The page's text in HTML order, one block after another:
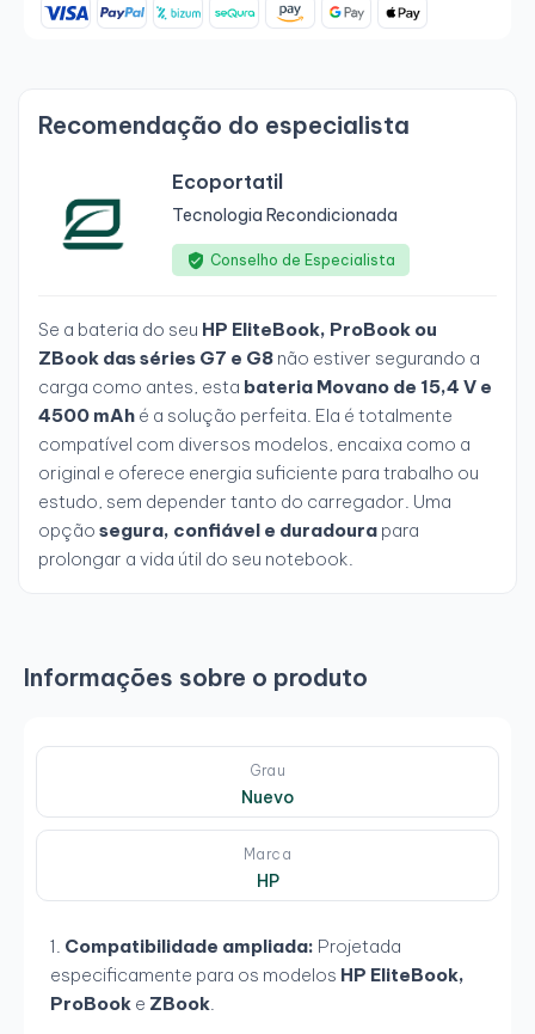
Recomendação do especialista
Ecoportatil
Tecnologia Recondicionada
Conselho de Especialista
Se a bateria do seu HP EliteBook, ProBook ou
ZBook das séries G7 e G8 não estiver segurando a
carga como antes, esta bateria Movano de 15,4 V e
4500 mAh é a solução perfeita. Ela é totalmente
compatível com diversos modelos, encaixa como a
original e oferece energia suficiente para trabalho ou
estudo, sem depender tanto do carregador. Uma
opção segura, confiável e duradoura para
prolongar a vida útil do seu notebook.
Informações sobre o produto
Grau
Nuevo
Marca
HP
Compatibilidade ampliada: Projetada
especificamente para os modelos HP EliteBook,
ProBook e ZBook.